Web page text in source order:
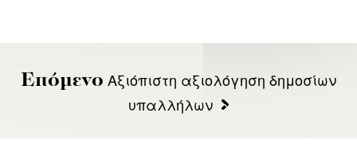
Επόμενο Αξιόπιστη αξιολόγηση δημοσίων
υπαλλήλων